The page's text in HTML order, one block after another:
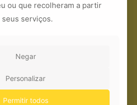
ou que recolheram a partir
serviços.
Negar
Personalizar
Permitir todos